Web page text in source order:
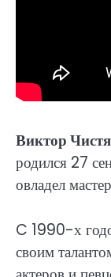
Виктор
родился 27
овладел
C 1990-х
своим